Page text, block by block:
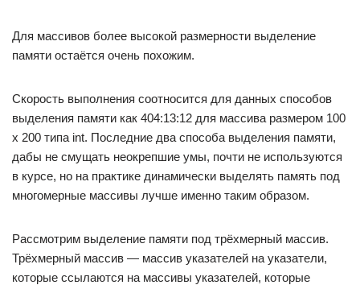
Для массивов более высокой размерности выделение
памяти остаётся очень похожим.
Скорость выполнения соотносится для данных способов
выделения памяти как 404:13:12 для массива размером 100
x 200 типа int. Последние два способа выделения памяти,
дабы не смущать неокрепшие умы, почти не используются
в курсе, но на практике динамически выделять память под
многомерные массивы лучше именно таким образом.
Рассмотрим выделение памяти под трёхмерный массив.
Трёхмерный массив — массив указателей на указатели,
которые ссылаются на массивы указателей, которые